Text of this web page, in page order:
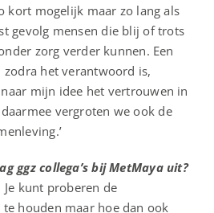
kort mogelijk maar zo lang als
gevolg mensen die blij of trots
zorg verder kunnen. Een
het verantwoord is,
mijn idee het vertrouwen in
vergroten we ook de
ggz collega’s bij MetMaya uit?
Je kunt proberen de
houden maar hoe dan ook